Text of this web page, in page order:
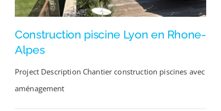
Construction piscine Lyon en Rhone-
Alpes
Project Description Chantier construction piscines avec
aménagement